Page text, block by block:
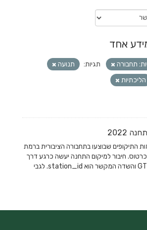
אחד
תחבורה תגיות:
תנועה
הליכתיות
2022
התיקופים שבוצעו בתחבורה הציבורית ברמת
חיבור למיקום התחנה יעשה כרגע דרך
טבלת stops ב-GTFS והשדה המקשר הוא station_id. לגבי